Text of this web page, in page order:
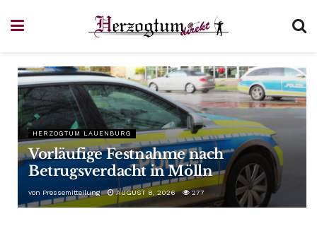
HERZOGTUM LAUENBURG
Vorläufige Festnahme nach
Betrugsverdacht in Mölln
von Pressemitteilung AUGUST 8, 2026 277